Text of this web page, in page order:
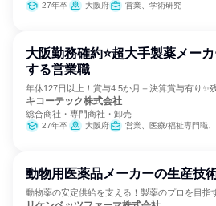
27年卒 大阪府 営業、学術研究
大阪勤務確約⭐超大手製薬メー
する営業職
年休127日以上！賞与4.5か月＋決算賞与有り✨
キコーテック株式会社
総合商社・専門商社・卸売
27年卒 大阪府 営業、医療/福祉専門職
動物用医薬品メーカーの生産技
動物薬の安定供給を支える！製薬のプロを目指